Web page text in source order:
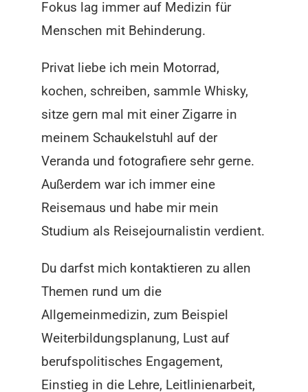
Fokus lag immer auf Medizin für
Menschen mit Behinderung.
Privat liebe ich mein Motorrad,
kochen, schreiben, sammle Whisky,
sitze gern mal mit einer Zigarre in
meinem Schaukelstuhl auf der
Veranda und fotografiere sehr gerne.
Außerdem war ich immer eine
Reisemaus und habe mir mein
Studium als Reisejournalistin verdient.
Du darfst mich kontaktieren zu allen
Themen rund um die
Allgemeinmedizin, zum Beispiel
Weiterbildungsplanung, Lust auf
berufspolitisches Engagement,
Einstieg in die Lehre, Leitlinienarbeit,